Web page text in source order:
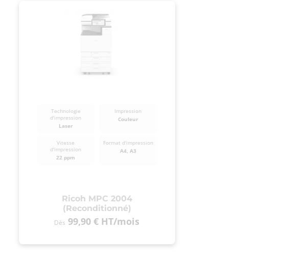
Technologie
d'impression
Laser
Impression
Couleur
Vitesse
d'impression
22 ppm
Format d'impression
A4, A3
Ricoh MPC 2004
(Reconditionné)
Dès 99,90 € HT/mois